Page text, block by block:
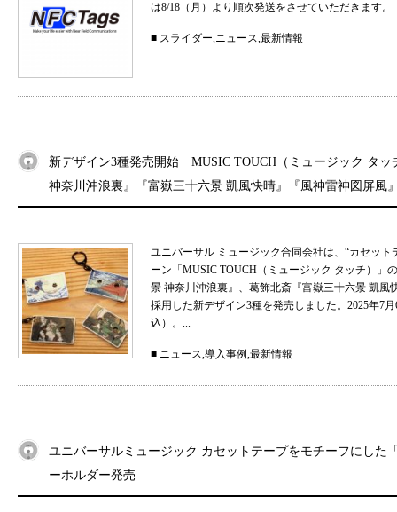
は8/18（月）より順次発送をさせていただきま
■ スライダー,ニュース,最新情報
新デザイン3種発売開始 MUSIC TOUCH（ミュージック タッ
神奈川沖浪裏』『富嶽三十六景 凱風快晴』『風神雷神図屏風
ユニバーサル ミュージック合同会社は、“カセッ
ーン「MUSIC TOUCH（ミュージック タッチ）」
景 神奈川沖浪裏』、葛飾北斎『富嶽三十六景 凱
採用した新デザイン3種を発売しました。2025年7
込）。...
■ ニュース,導入事例,最新情報
ユニバーサルミュージック カセットテープをモチーフにした
ーホルダー発売